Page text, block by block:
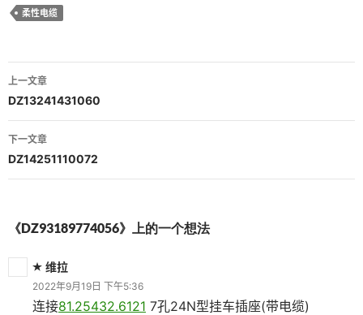
柔性电缆
文
章
导
航
上一文章
DZ13241431060
下一文章
DZ14251110072
《DZ93189774056》上的一个想法
维拉
2022年9月19日 下午5:36
连接81.25432.6121 7孔24N型挂车插座(带电缆)